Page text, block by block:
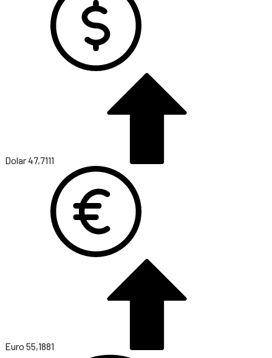
Dolar47,7111
Euro 55,1881